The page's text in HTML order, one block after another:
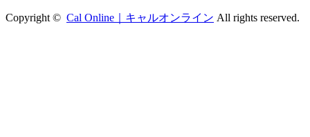
Copyright © Cal Online｜キャルオンライン All rights reserved.